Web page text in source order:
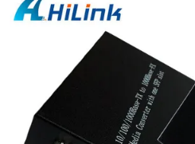
LES
AFFAIRES
DEMANDEZ
UN DEVIS